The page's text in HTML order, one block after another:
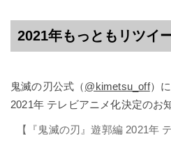
2021年もっともリツイ
鬼滅の刃公式（@kimetsu_off）
2021年 テレビアニメ化決定のお
【『鬼滅の刃』遊郭編 2021年